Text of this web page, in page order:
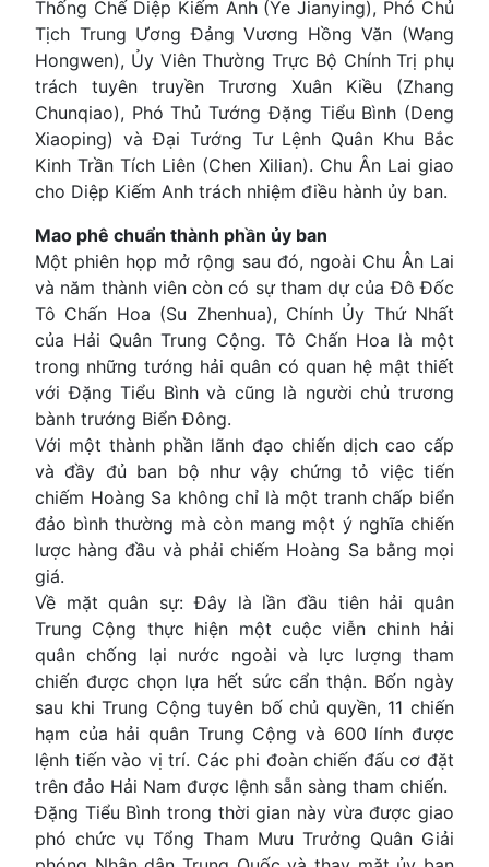
Thống Chế Diệp Kiếm Anh (Ye Jianying), Phó Chủ
Tịch Trung Ương Đảng Vương Hồng Văn (Wang
Hongwen), Ủy Viên Thường Trực Bộ Chính Trị phụ
trách tuyên truyền Trương Xuân Kiều (Zhang
Chunqiao), Phó Thủ Tướng Đặng Tiểu Bình (Deng
Xiaoping) và Đại Tướng Tư Lệnh Quân Khu Bắc
Kinh Trần Tích Liên (Chen Xilian). Chu Ân Lai giao
cho Diệp Kiếm Anh trách nhiệm điều hành ủy ban.
Mao phê chuẩn thành phần ủy ban
Một phiên họp mở rộng sau đó, ngoài Chu Ân Lai
và năm thành viên còn có sự tham dự của Đô Đốc
Tô Chấn Hoa (Su Zhenhua), Chính Ủy Thứ Nhất
của Hải Quân Trung Cộng. Tô Chấn Hoa là một
trong những tướng hải quân có quan hệ mật thiết
với Đặng Tiểu Bình và cũng là người chủ trương
bành trướng Biển Đông.
Với một thành phần lãnh đạo chiến dịch cao cấp
và đầy đủ ban bộ như vậy chứng tỏ việc tiến
chiếm Hoàng Sa không chỉ là một tranh chấp biển
đảo bình thường mà còn mang một ý nghĩa chiến
lược hàng đầu và phải chiếm Hoàng Sa bằng mọi
giá.
Về mặt quân sự: Đây là lần đầu tiên hải quân
Trung Cộng thực hiện một cuộc viễn chinh hải
quân chống lại nước ngoài và lực lượng tham
chiến được chọn lựa hết sức cẩn thận. Bốn ngày
sau khi Trung Cộng tuyên bố chủ quyền, 11 chiến
hạm của hải quân Trung Cộng và 600 lính được
lệnh tiến vào vị trí. Các phi đoàn chiến đấu cơ đặt
trên đảo Hải Nam được lệnh sẵn sàng tham chiến.
Đặng Tiểu Bình trong thời gian này vừa được giao
phó chức vụ Tổng Tham Mưu Trưởng Quân Giải